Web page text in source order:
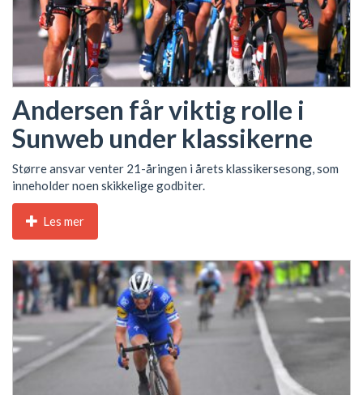
Andersen får viktig rolle i
Sunweb under klassikerne
Større ansvar venter 21-åringen i årets klassikersesong, som
inneholder noen skikkelige godbiter.
Les mer